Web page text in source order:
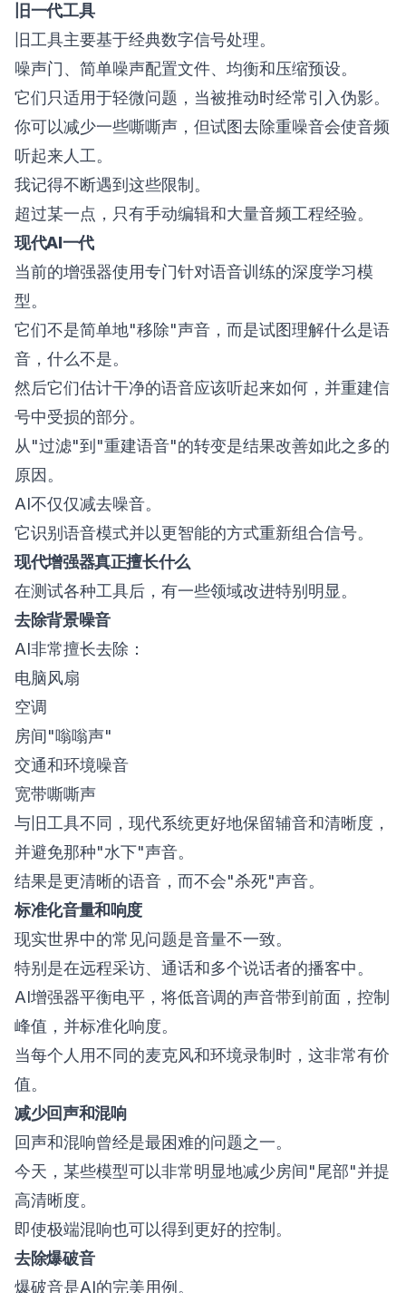
旧一代工具
旧工具主要基于经典数字信号处理。
噪声门、简单噪声配置文件、均衡和压缩预设。
它们只适用于轻微问题，当被推动时经常引入伪影。
你可以减少一些嘶嘶声，但试图去除重噪音会使音频
听起来人工。
我记得不断遇到这些限制。
超过某一点，只有手动编辑和大量音频工程经验。
现代AI一代
当前的增强器使用专门针对语音训练的深度学习模
型。
它们不是简单地"移除"声音，而是试图理解什么是语
音，什么不是。
然后它们估计干净的语音应该听起来如何，并重建信
号中受损的部分。
从"过滤"到"重建语音"的转变是结果改善如此之多的
原因。
AI不仅仅减去噪音。
它识别语音模式并以更智能的方式重新组合信号。
现代增强器真正擅长什么
在测试各种工具后，有一些领域改进特别明显。
去除背景噪音
AI非常擅长去除：
电脑风扇
空调
房间"嗡嗡声"
交通和环境噪音
宽带嘶嘶声
与旧工具不同，现代系统更好地保留辅音和清晰度，
并避免那种"水下"声音。
结果是更清晰的语音，而不会"杀死"声音。
标准化音量和响度
现实世界中的常见问题是音量不一致。
特别是在远程采访、通话和多个说话者的播客中。
AI增强器平衡电平，将低音调的声音带到前面，控制
峰值，并标准化响度。
当每个人用不同的麦克风和环境录制时，这非常有价
值。
减少回声和混响
回声和混响曾经是最困难的问题之一。
今天，某些模型可以非常明显地减少房间"尾部"并提
高清晰度。
即使极端混响也可以得到更好的控制。
去除爆破音
爆破音是AI的完美用例。